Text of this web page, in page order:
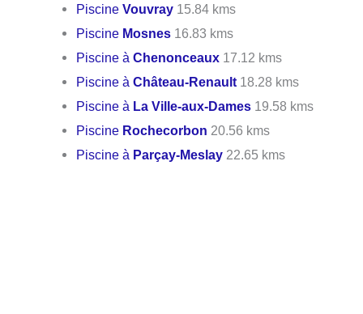
PiscineVouvray 15.84 kms
Piscine Mosnes 16.83 kms
Piscine àChenonceaux 17.12 kms
Piscine àChâteau-Renault 18.28 kms
Piscine à La Ville-aux-Dames 19.58 kms
Piscine Rochecorbon 20.56 kms
Piscine à Parçay-Meslay 22.65 kms